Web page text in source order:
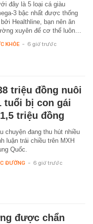
đây là 5 loại cá giàu
3 bậc nhất được thống
bởi Healthline, bạn nên ăn
xuyên để cơ thể luôn…
KHỎE - 6 giờ trước
triệu đồng nuôi
tuổi bị con gái
triệu đồng
chuyện đang thu hút nhiều
luận trái chiều trên MXH
Quốc.
ĐƯỜNG - 6 giờ trước
được chẩn